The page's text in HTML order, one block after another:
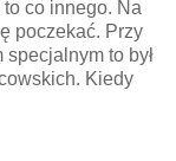
co innego. Na
poczekać. Przy
to był
Kiedy